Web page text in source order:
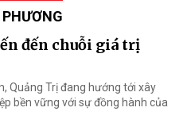
đến chuỗi giá trị
Quảng Trị đang hướng tới xây
bền vững với sự đồng hành của